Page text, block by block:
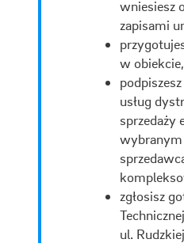
wniesiesz
zapisami
w obiekcie,
usług
sprzedaży
wybranym
zgłosisz
ul.